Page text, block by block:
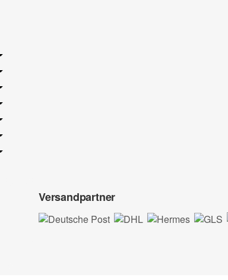
Versandpartner